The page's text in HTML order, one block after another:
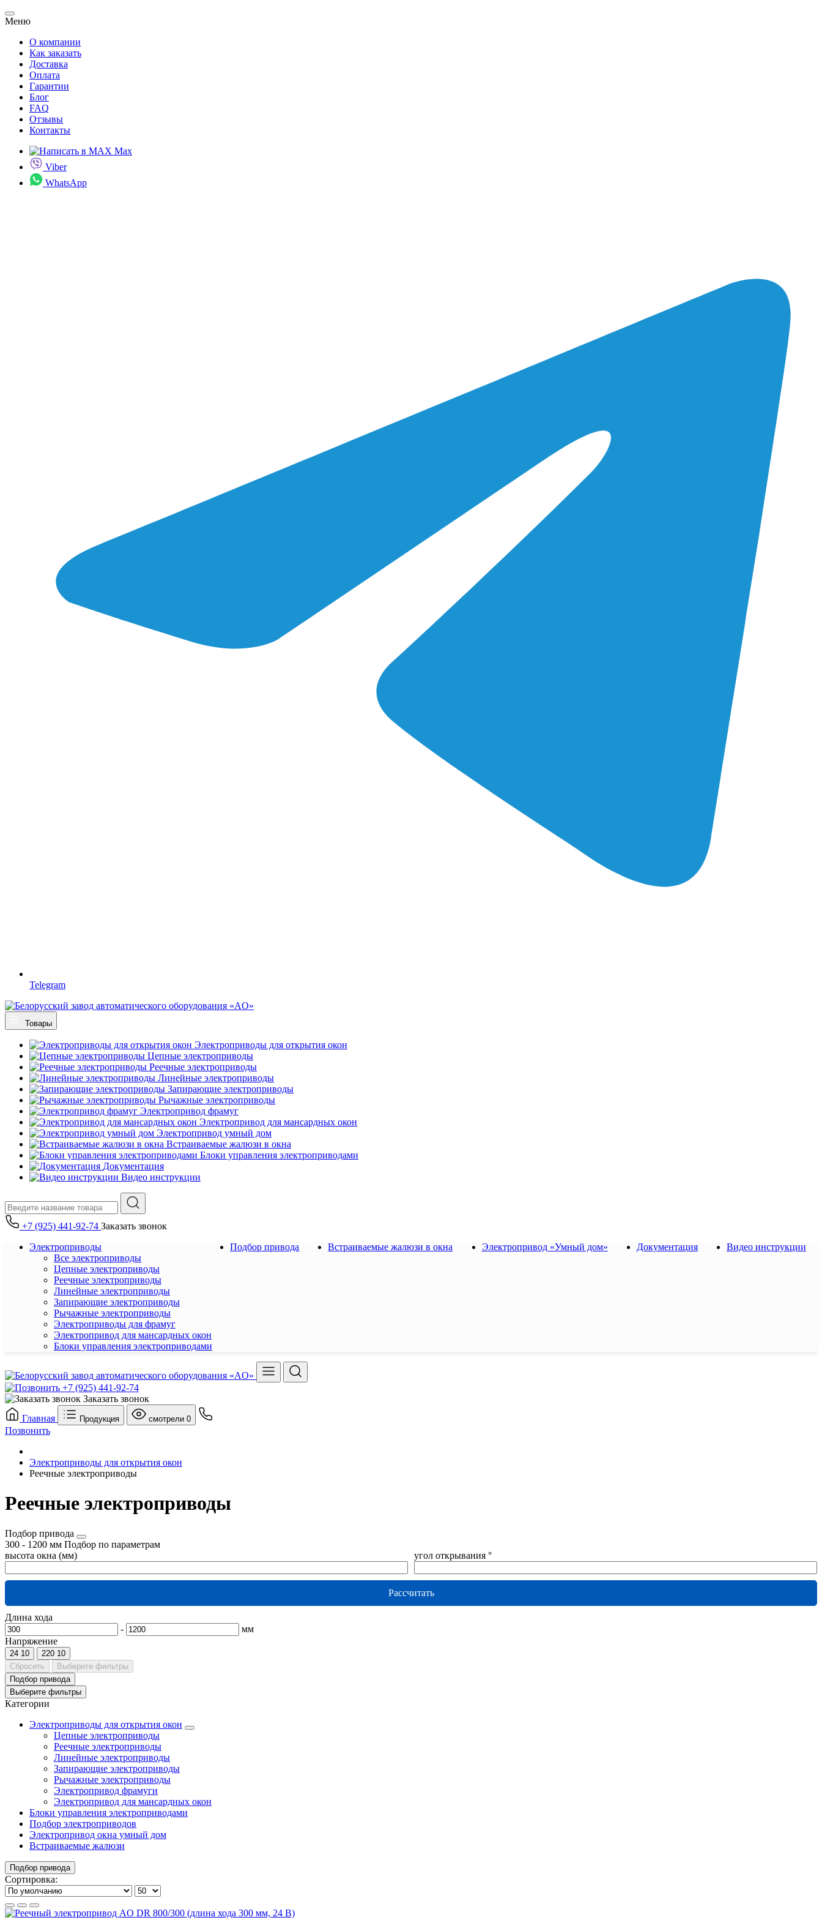
Меню
О компании
Как заказать
Доставка
Оплата
Гарантии
Блог
FAQ
Отзывы
Контакты
Max
Viber
WhatsApp
Telegram
Товары
Электроприводы для открытия окон
Цепные электроприводы
Реечные электроприводы
Линейные электроприводы
Запирающие электроприводы
Рычажные электроприводы
Электропривод фрамуг
Электропривод для мансардных окон
Электропривод умный дом
Встраиваемые жалюзи в окна
Блоки управления электроприводами
Документация
Видео инструкции
+7 (925) 441-92-74 Заказать звонок
Электроприводы
Все электроприводы
Цепные электроприводы
Реечные электроприводы
Линейные электроприводы
Запирающие электроприводы
Рычажные электроприводы
Электроприводы для фрамуг
Электропривод для мансардных окон
Блоки управления электроприводами
Подбор привода Встраиваемые жалюзи в окна Электропривод «Умный дом» Документация Видео инструкции
+7 (925) 441-92-74
Заказать звонок
Главная
Продукция смотрели 0
Позвонить
Электроприводы для открытия окон
Реечные электроприводы
Реечные электроприводы
Подбор привода
300 - 1200 мм Подбор по параметрам
высота окна (мм)
угол открывания °
Рассчитать
Длина хода
-
мм
Напряжение
24 10 220 10
Сбросить
Выберите фильтры
Подбор привода
Выберите фильтры
Категории
Электроприводы для открытия окон
Цепные электроприводы
Реечные электроприводы
Линейные электроприводы
Запирающие электроприводы
Рычажные электроприводы
Электропривод фрамуги
Электропривод для мансардных окон
Блоки управления электроприводами
Подбор электроприводов
Электропривод окна умный дом
Встраиваемые жалюзи
Подбор привода
Сортировка: